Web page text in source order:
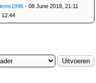
- 08 June 2018, 21:11
12:44